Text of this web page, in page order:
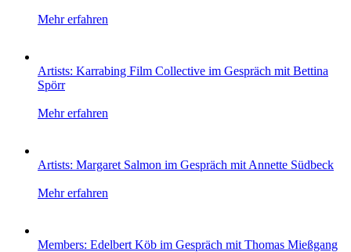
Mehr erfahren
Artists: Karrabing Film Collective im Gespräch mit Bettina
Spörr
Mehr erfahren
Artists: Margaret Salmon im Gespräch mit Annette Südbeck
Mehr erfahren
Members: Edelbert Köb im Gespräch mit Thomas Mießgang